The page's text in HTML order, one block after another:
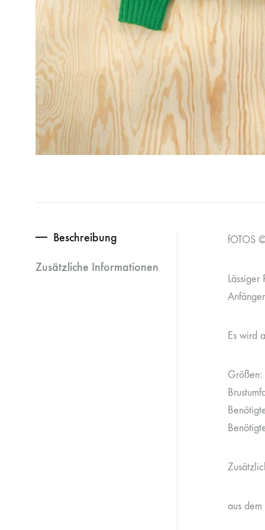
Beschreibung
Zusätzliche Informationen
fOTOS
Es wird
aus